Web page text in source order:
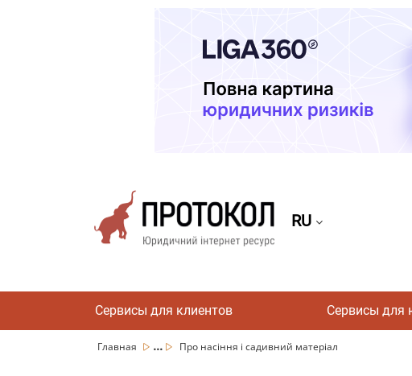
RU
Сервисы для клиентов Сервисы для
Главная ... Про насіння і садивний матеріал